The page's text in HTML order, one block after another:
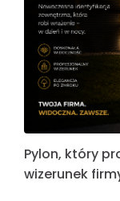
Pylon, który
wizerunek